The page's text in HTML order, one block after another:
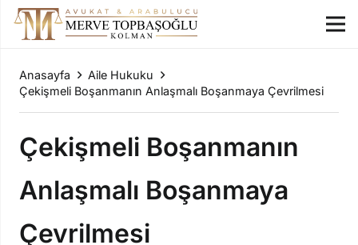
Anasayfa
Aile Hukuku
Çekişmeli Boşanmanın Anlaşmalı Boşanmaya Çevrilmesi
Çekişmeli Boşanmanın
Anlaşmalı Boşanmaya
Çevrilmesi